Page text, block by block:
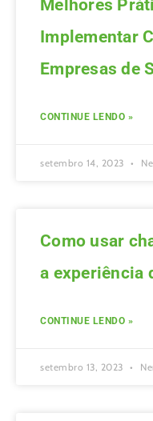
Melhores
Implementar
Empresas de
CONTINUE LENDO »
setembro 14, 2023
Como usar
a experiência
CONTINUE LENDO »
setembro 13, 2023